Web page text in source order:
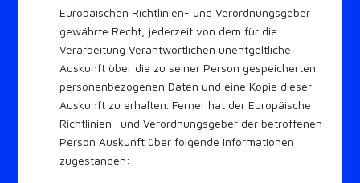
Europäischen Richtlinien- und Verordnungsgeber
gewährte Recht, jederzeit von dem für die
Verarbeitung Verantwortlichen unentgeltliche
Auskunft über die zu seiner Person gespeicherten
personenbezogenen Daten und eine Kopie dieser
Auskunft zu erhalten. Ferner hat der Europäische
Richtlinien- und Verordnungsgeber der betroffenen
Person Auskunft über folgende Informationen
zugestanden: